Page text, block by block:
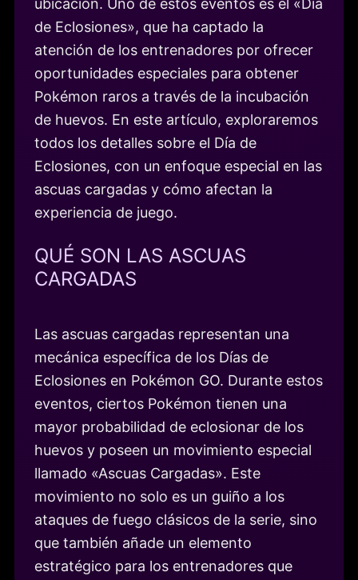
ubicación. Uno de estos eventos es el «Día
de Eclosiones», que ha captado la
atención de los entrenadores por ofrecer
oportunidades especiales para obtener
Pokémon raros a través de la incubación
de huevos. En este artículo, exploraremos
todos los detalles sobre el Día de
Eclosiones, con un enfoque especial en las
ascuas cargadas y cómo afectan la
experiencia de juego.
QUÉ SON LAS ASCUAS
CARGADAS
Las ascuas cargadas representan una
mecánica específica de los Días de
Eclosiones en Pokémon GO. Durante estos
eventos, ciertos Pokémon tienen una
mayor probabilidad de eclosionar de los
huevos y poseen un movimiento especial
llamado «Ascuas Cargadas». Este
movimiento no solo es un guiño a los
ataques de fuego clásicos de la serie, sino
que también añade un elemento
estratégico para los entrenadores que